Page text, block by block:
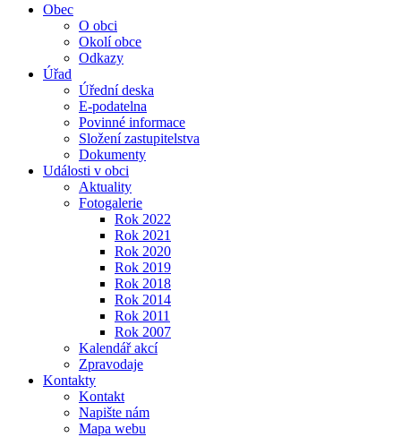
Obec
O obci
Okolí obce
Odkazy
Úřad
Úřední deska
E-podatelna
Povinné informace
Složení zastupitelstva
Dokumenty
Události v obci
Aktuality
Fotogalerie
Rok 2022
Rok 2021
Rok 2020
Rok 2019
Rok 2018
Rok 2014
Rok 2011
Rok 2007
Kalendář akcí
Zpravodaje
Kontakty
Kontakt
Napište nám
Mapa webu